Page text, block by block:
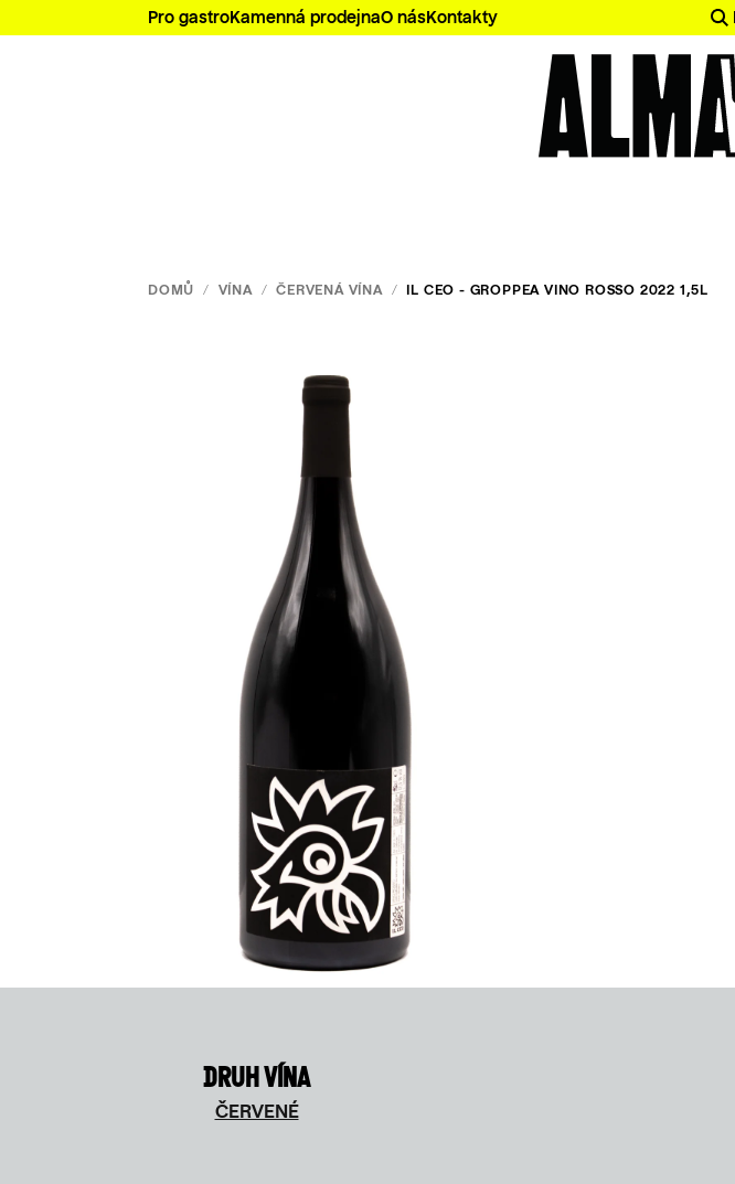
na
Pro gastroKamenná prodejnaO násKontakty
DOMŮ / VÍNA / ČERVENÁ VÍNA / IL CEO - GROPPEA VINO ROSSO 2022 1,5L
DRUH VÍNA
ČERVENÉ